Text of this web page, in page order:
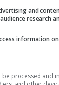
le fortune
molti
visto salire
and
research
information on
be processed and